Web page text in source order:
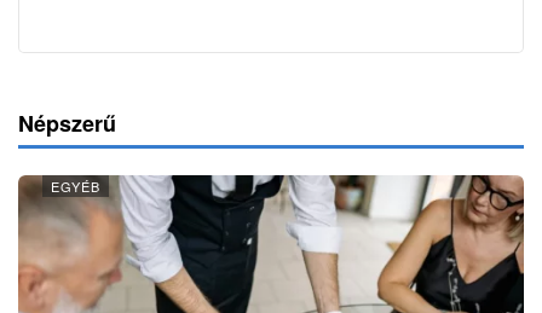
Népszerű
EGYÉB